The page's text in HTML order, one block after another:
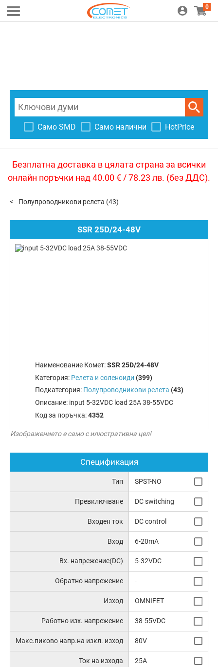
0
Само SMD Само налични HotPrice
Безплатна доставка в цялата страна за всички
онлайн поръчки над 40.00 € / 78.23 лв. (без ДДС).
Полупроводникови релета (43)
SSR 25D/24-48V
Наименование Комет:SSR 25D/24-48V
Категория: Релета и соленоиди (399)
Подкатегория: Полупроводникови релета (43)
Описание: input 5-32VDC load 25A 38-55VDC
Код за поръчка:4352
Изображението е само с илюстративна цел!
Спецификация
Тип SPST-NO
Превключване DC switching
Входен ток DC control
Вход 6-20mA
Вх. напрежение(DC) 5-32VDC
Обратно напрежение -
Изход OMNIFET
Работно изх. напрежение 38-55VDC
Макс.пиково напр.на изкл. изход 80V
Ток на изхода 25A